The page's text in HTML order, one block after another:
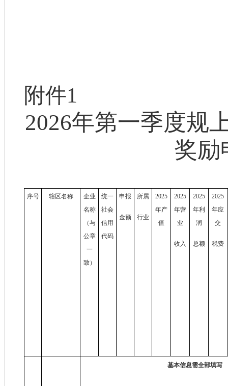
附件1
2026年第一季度规
奖励
序号 辖区名称
企业
名称
（与
公章
一
致）
统一
社会
信用
代码
申报
金额
所属
行业
2025
年产
值
2025
年营
业
收入
2025
年利
润
总额
2025
年应
交
税费
基本信息需全部填写